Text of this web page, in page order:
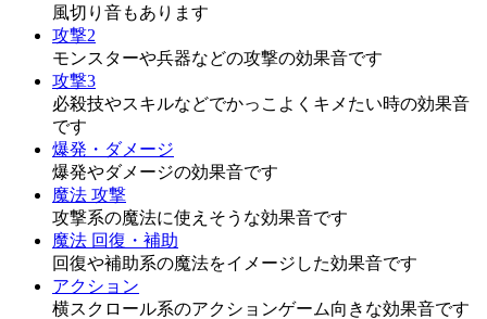
風切り音もあります
攻撃2
モンスターや兵器などの攻撃の効果音です
攻撃3
必殺技やスキルなどでかっこよくキメたい時の効果音
です
爆発・ダメージ
爆発やダメージの効果音です
魔法 攻撃
攻撃系の魔法に使えそうな効果音です
魔法 回復・補助
回復や補助系の魔法をイメージした効果音です
アクション
横スクロール系のアクションゲーム向きな効果音です